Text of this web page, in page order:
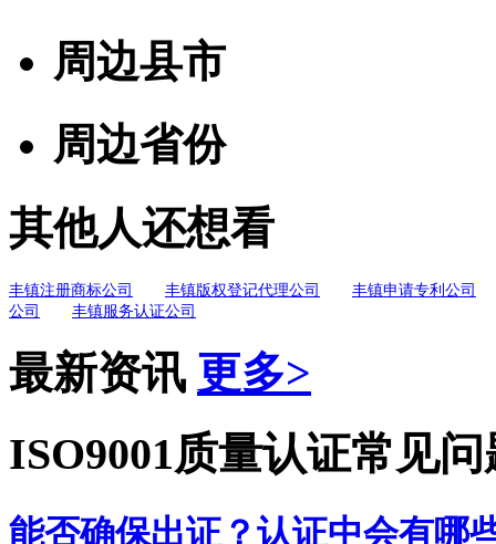
周边县市
周边省份
其他人还想看
丰镇注册商标公司 丰镇版权登记代理公司
丰镇申请专利公司
公司
丰镇服务认证公司
最新资讯 更多>
ISO9001质量认证常见
能否确保出证？认证中会有哪